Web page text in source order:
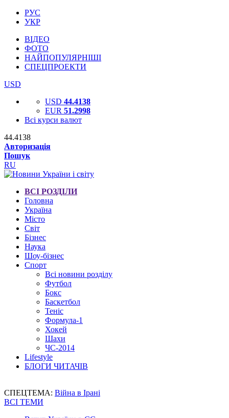
РУС
УКР
ВІДЕО
ФОТО
НАЙПОПУЛЯРНІШІ
СПЕЦПРОЕКТИ
USD
USD 44.4138
EUR 51.2998
Всі курси валют
44.4138
Авторизація
Пошук
RU
ВСІ РОЗДІЛИ
Головна
Україна
Місто
Світ
Бізнес
Наука
Шоу-бізнес
Спорт
Всі новини розділу
Футбол
Бокс
Баскетбол
Теніс
Формула-1
Хокей
Шахи
ЧС-2014
Lifestyle
БЛОГИ ЧИТАЧІВ
СПЕЦТЕМА: Війна в Ірані
ВСІ ТЕМИ